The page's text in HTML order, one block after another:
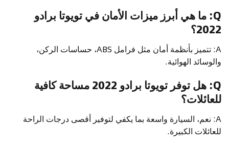
Q: ما هي أبرز ميزات الأمان في تويوتا برادو
2022؟
A: تتميز بأنظمة أمان مثل فرامل ABS، حساسات الركن،
والوسائد الهوائية.
Q: هل توفر تويوتا برادو 2022 مساحة كافية
للعائلات؟
A: نعم، السيارة واسعة بما يكفي لتوفير أقصى درجات الراحة
للعائلات الكبيرة.